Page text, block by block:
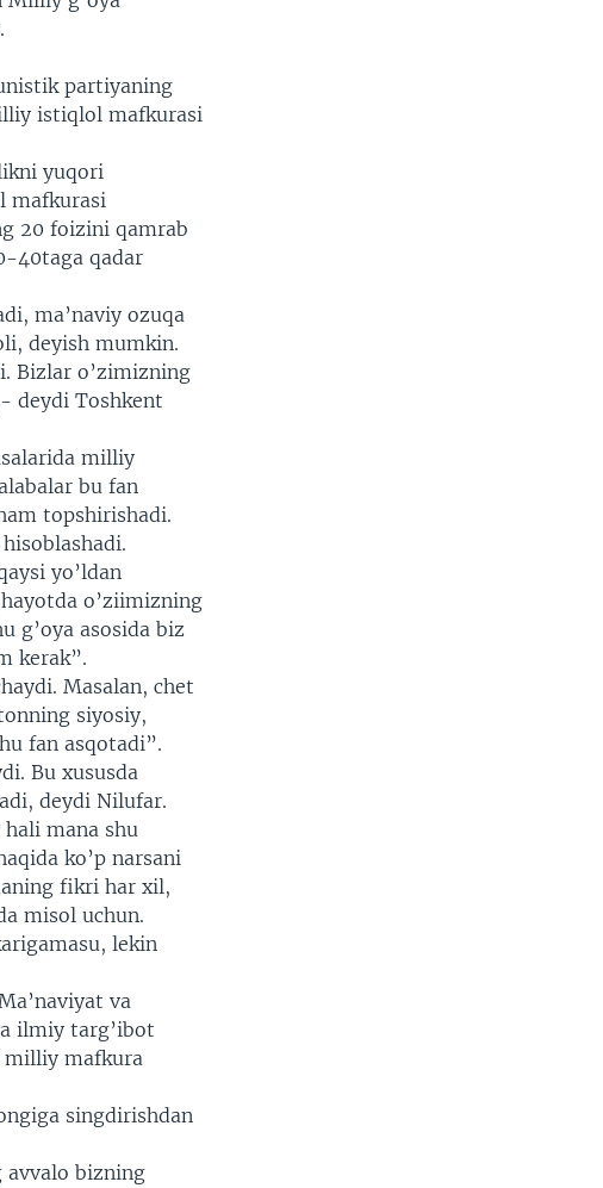
partiyaning
istiqlol mafkurasi
yuqori
mafkurasi
20 foizini qamrab
40taga qadar
ma’naviy ozuqa
deyish mumkin.
Bizlar o’zimizning
deydi Toshkent
milliy
bu fan
topshirishadi.
yo’ldan
o’ziimizning
g’oya asosida biz
kerak”.
Masalan, chet
siyosiy,
fan asqotadi”.
Bu xususda
deydi Nilufar.
mana shu
ko’p narsani
fikri har xil,
misol uchun.
lekin
va
ilmiy targ’ibot
milliy mafkura
singdirishdan
avvalo bizning